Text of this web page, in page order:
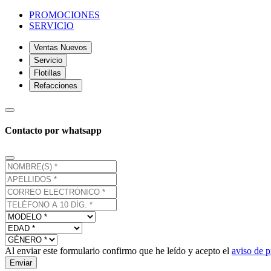
PROMOCIONES
SERVICIO
Ventas Nuevos
Servicio
Flotillas
Refacciones
Contacto por whatsapp
Al enviar este formulario confirmo que he leído y acepto el aviso de
Enviar